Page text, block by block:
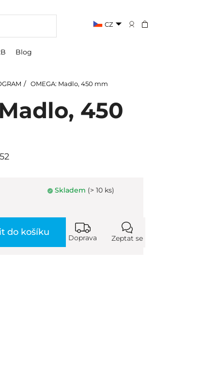
Blog
CZ
OMEGA: Madlo, 450 mm
450
Skladem (> 10 ks)
do košíku
Doprava Zeptat se